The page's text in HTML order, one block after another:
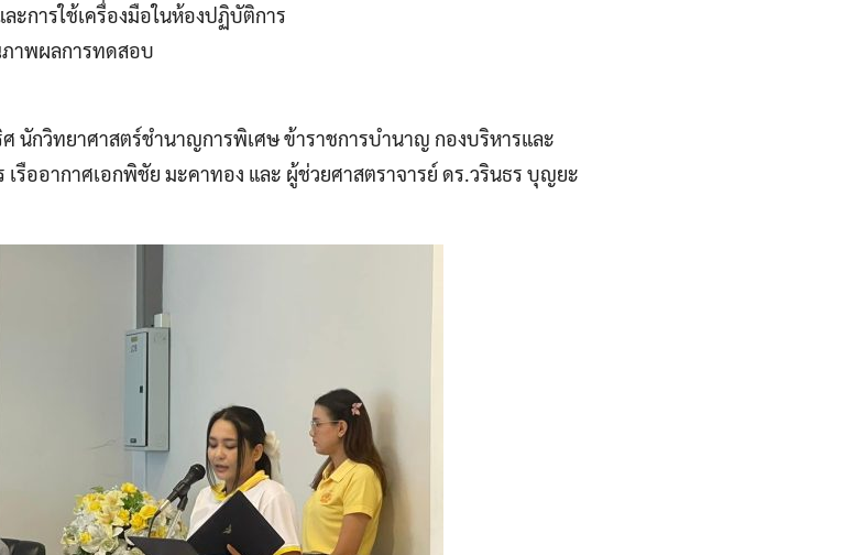
ะการใช้เครื่องมือในห้องปฏิบัติการ
ภาพผลการทดสอบ
นักวิทยาศาสตร์ชำนาญการพิเศษ ข้าราชการบำนาญ กองบริหารและ
รืออากาศเอกพิชัย มะคาทอง และ ผู้ช่วยศาสตราจารย์ ดร.วรินธร บุญยะ